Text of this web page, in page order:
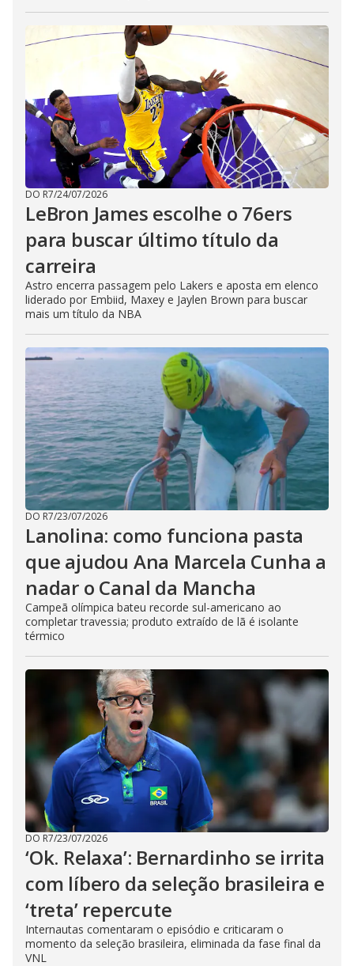
DO R7/24/07/2026
LeBron James escolhe o 76ers
para buscar último título da
carreira
Astro encerra passagem pelo Lakers e aposta em elenco
liderado por Embiid, Maxey e Jaylen Brown para buscar
mais um título da NBA
DO R7/23/07/2026
Lanolina: como funciona pasta
que ajudou Ana Marcela Cunha a
nadar o Canal da Mancha
Campeã olímpica bateu recorde sul-americano ao
completar travessia; produto extraído de lã é isolante
térmico
DO R7/23/07/2026
‘Ok. Relaxa’: Bernardinho se irrita
com líbero da seleção brasileira e
‘treta’ repercute
Internautas comentaram o episódio e criticaram o
momento da seleção brasileira, eliminada da fase final da
VNL